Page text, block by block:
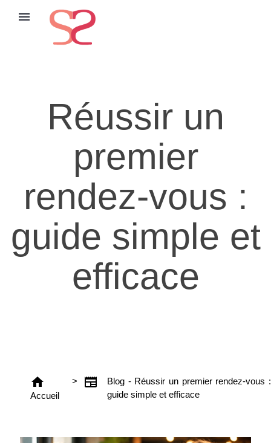
menu
Réussir un
premier
rendez-vous :
guide simple et
efficace
home
Accueil
> newspaper
Blog - Réussir un premier rendez-vous :
guide simple et efficace